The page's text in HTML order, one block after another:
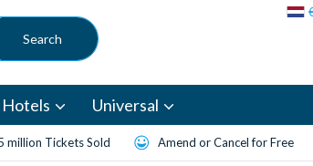
Hotels Universal
million Tickets Sold Amend or Cancel for Free